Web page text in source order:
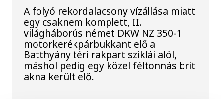
A folyó rekordalacsony vízállása miatt
egy csaknem komplett, II.
világháborús német DKW NZ 350-1
motorkerékpárbukkant elő a
Batthyány téri rakpart sziklái alól,
máshol pedig egy közel féltonnás brit
akna került elő.